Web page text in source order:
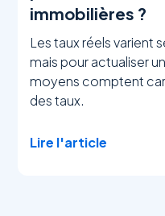
immobilières ?
Les taux réels varient
mais pour actualiser
moyens comptent car
des taux.
Lire l'article